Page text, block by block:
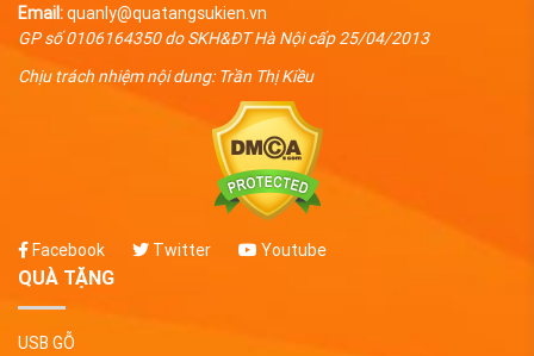
Email:quanly@quatangsukien.vn
GP số 0106164350 do SKH&ĐT Hà Nội cấp 25/04/2013
Chịu trách nhiệm nội dung: Trần Thị Kiều
Facebook Twitter Youtube
QUÀ TẶNG
USB GỖ